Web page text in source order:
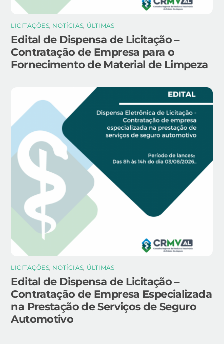
LICITAÇÕES, NOTÍCIAS, ÚLTIMAS
Edital de Dispensa de Licitação –
Contratação de Empresa para o
Fornecimento de Material de Limpeza
LICITAÇÕES, NOTÍCIAS, ÚLTIMAS
Edital de Dispensa de Licitação –
Contratação de Empresa Especializada
na Prestação de Serviços de Seguro
Automotivo